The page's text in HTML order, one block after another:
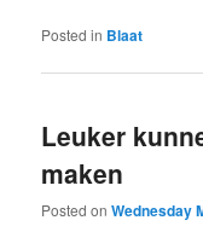
Posted in Blaat
Leuker
maken
Posted onWednesday